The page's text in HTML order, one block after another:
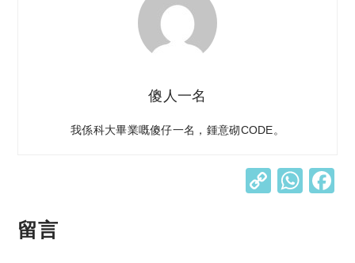
傻人一名
我係科大畢業嘅傻仔一名，鍾意砌CODE。
C W
留言